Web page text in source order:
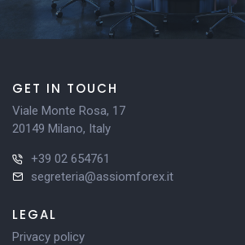
GET IN TOUCH
Viale Monte Rosa, 17
20149 Milano, Italy
+39 02 654761
segreteria@assiomforex.it
LEGAL
Privacy policy